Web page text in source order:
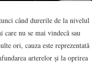
când durerile de la nivelul
nu se mai vindecă sau
ori, cauza este reprezentată
arterelor și la oprirea